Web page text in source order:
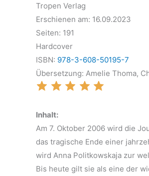
Tropen Verlag
Erschienen am: 16.09.2023
Seiten: 191
Hardcover
ISBN: 978-3-608-50195-7
Übersetzung: Amelie Thoma,
Inhalt:
Am 7. Oktober 2006 wird die
das tragische Ende einer
wird Anna Politkowskaja zur
Bis heute gilt sie als eine der